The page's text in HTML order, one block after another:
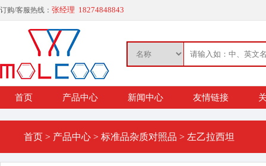
订购/客服热线： 张经理 18274848843
首页 产品中心 新闻中心 友情链接
首页 > 产品中心 > 标准品杂质对照品 > 左乙拉西坦